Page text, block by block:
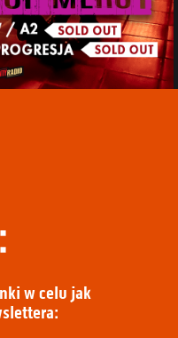
w celu jak